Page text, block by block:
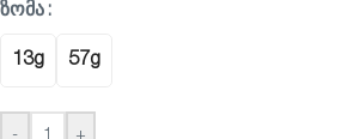
ᲖᲝᲛᲐ
13g 57g